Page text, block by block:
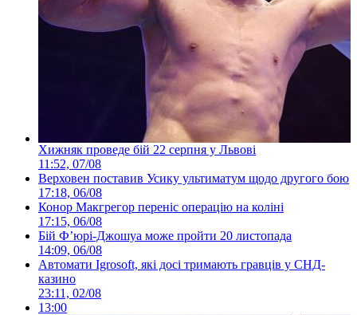
Хижняк проведе бій 22 серпня у Львові
11:52, 07/08
Верховен поставив Усику ультиматум щодо другого бою
17:18, 06/08
Конор Макгрегор переніс операцію на коліні
17:15, 06/08
Бій Ф’юрі-Джошуа може пройти 20 листопада
14:09, 06/08
Автомати Igrosoft, які досі тримають гравців у СНД-
казино
23:11, 02/08
13:00